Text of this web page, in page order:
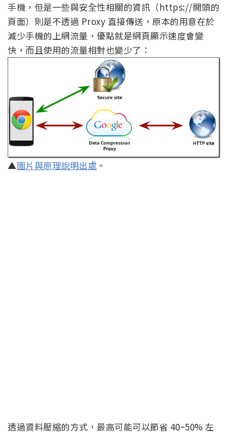
手機，但是一些與安全性相關的資訊（https://開頭的
頁面）則是不透過 Proxy 直接傳送，原本的用意在於
減少手機的上網流量，優點就是網頁顯示速度會變
快，而且使用的流量相對也變少了：
▲圖片與原理說明出處 。
透過資料壓縮的方式，最高可能可以節省 40~50% 左